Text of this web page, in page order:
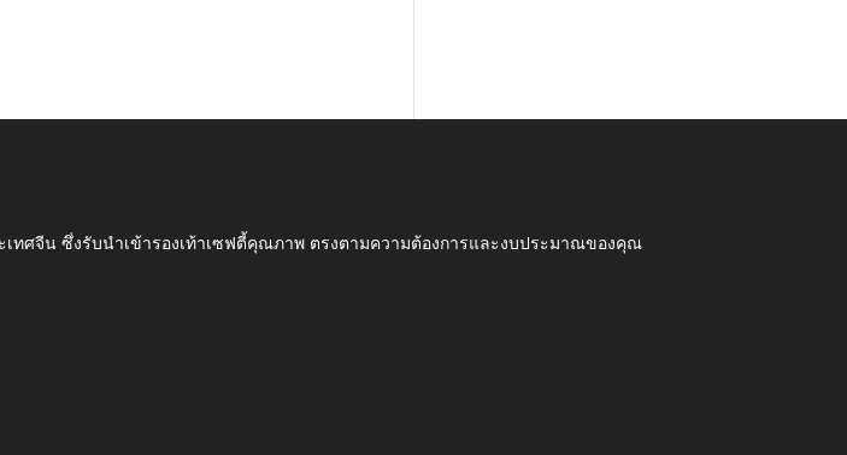
เทศจีน ซึ่งรับนำเข้ารองเท้าเซฟตี้คุณภาพ ตรงตามความต้องการและงบประมาณของคุณ